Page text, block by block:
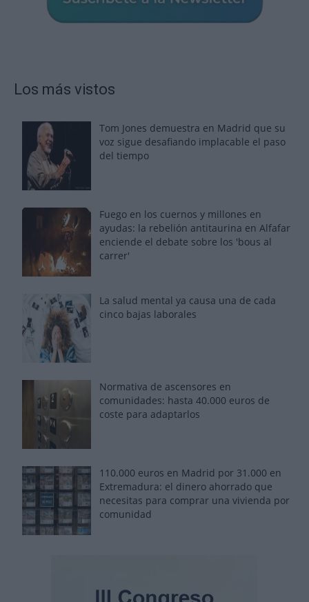
Los más vistos
Tom Jones demuestra en Madrid que su
voz sigue desafiando implacable el paso
del tiempo
Fuego en los cuernos y millones en
ayudas: la rebelión antitaurina en Alfafar
enciende el debate sobre los 'bous al
carrer'
La salud mental ya causa una de cada
cinco bajas laborales
Normativa de ascensores en
comunidades: hasta 40.000 euros de
coste para adaptarlos
110.000 euros en Madrid por 31.000 en
Extremadura: el dinero ahorrado que
necesitas para comprar una vivienda por
comunidad